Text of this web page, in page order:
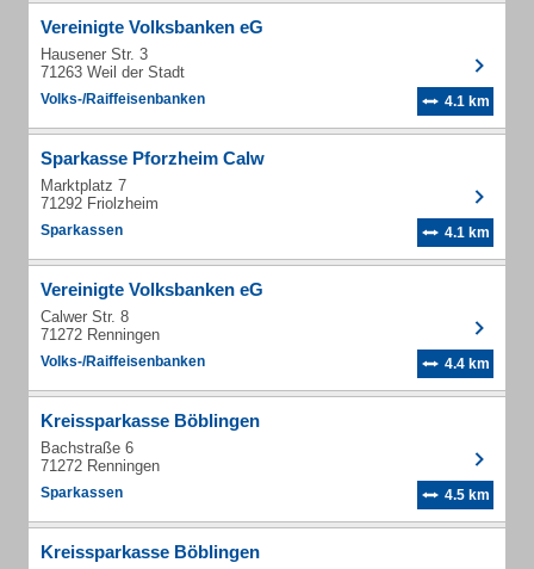
Vereinigte Volksbanken eG
Hausener Str. 3
71263 Weil der Stadt
Volks-/Raiffeisenbanken 4.1 km
Sparkasse Pforzheim Calw
Marktplatz 7
71292 Friolzheim
Sparkassen 4.1 km
Vereinigte Volksbanken eG
Calwer Str. 8
71272 Renningen
Volks-/Raiffeisenbanken 4.4 km
Kreissparkasse Böblingen
Bachstraße 6
71272 Renningen
Sparkassen 4.5 km
Kreissparkasse Böblingen